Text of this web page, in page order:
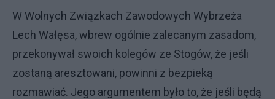
W Wolnych Związkach Zawodowych Wybrzeża
Lech Wałęsa, wbrew ogólnie zalecanym zasadom,
przekonywał swoich kolegów ze Stogów, że jeśli
zostaną aresztowani, powinni z bezpieką
rozmawiać. Jego argumentem było to, że jeśli będą